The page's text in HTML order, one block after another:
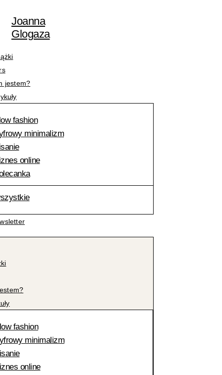
treści
Joanna
Glogaza
jestem?
fashion
minimalizm
online
fashion
minimalizm
online
mail*